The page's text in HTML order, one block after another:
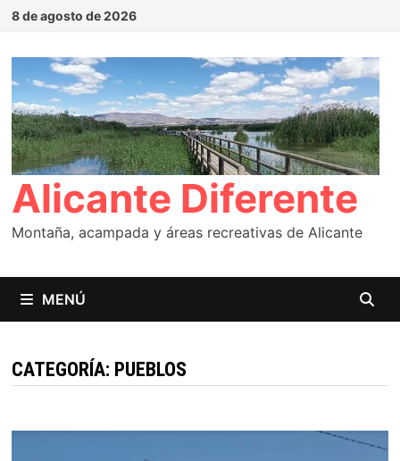
Saltar
contenido
8 de agosto de 2026
Alicante Diferente
Montaña, acampada y áreas recreativas de Alicante
MENÚ
CATEGORÍA: PUEBLOS